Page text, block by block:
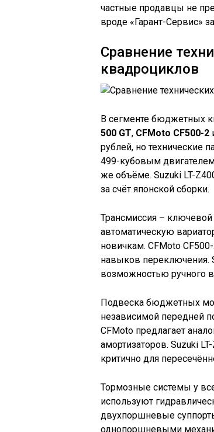
частные продавцы не
вроде «Гарант-Сервис»
Сравнение
квадроциклов
В сегменте бюджетных
500 GT, CFMoto CF500-2
рублей, но технические
499-кубовым
же объёме. Suzuki LT-
за счёт японской сборки.
Трансмиссия – ключевой
автоматическую
новичкам. CFMoto
навыков переключения.
возможностью ручного
Подвеска бюджетных
независимой передней
CFMoto предлагает
амортизаторов. Suzuki
критично для
Тормозные системы у
используют
двухпоршневые
однопоршневыми